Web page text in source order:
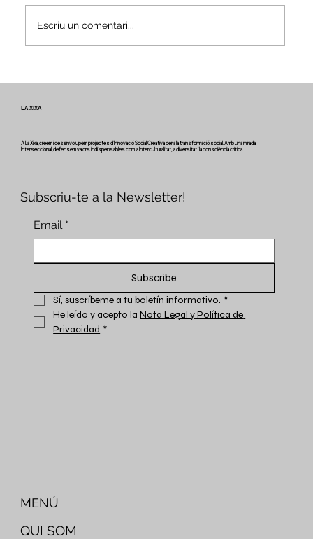
Escriu un comentari...
LA XIXA
A La Xixa, creem i desenvolupem projectes d'Innovació Social Creativa per a la transformació social. Amb una mirada
Interseccional, defensem valors indispensables com la Interculturalitat, la diversitat i la consciència crítica.
Subscriu-te a la Newsletter!
Email *
Subscribe
Sí, suscríbeme a tu boletín informativo. *
He leído y acepto la Nota Legal y Política de
Privacidad *
QUI SOM
MENÚ